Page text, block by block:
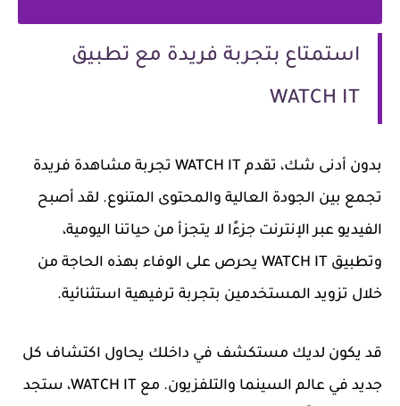
استمتاع بتجربة فريدة مع تطبيق
WATCH IT
بدون أدنى شك، تقدم WATCH IT تجربة مشاهدة فريدة
تجمع بين الجودة العالية والمحتوى المتنوع. لقد أصبح
الفيديو عبر الإنترنت جزءًا لا يتجزأ من حياتنا اليومية،
وتطبيق WATCH IT يحرص على الوفاء بهذه الحاجة من
خلال تزويد المستخدمين بتجربة ترفيهية استثنائية.
قد يكون لديك مستكشف في داخلك يحاول اكتشاف كل
جديد في عالم السينما والتلفزيون. مع WATCH IT، ستجد